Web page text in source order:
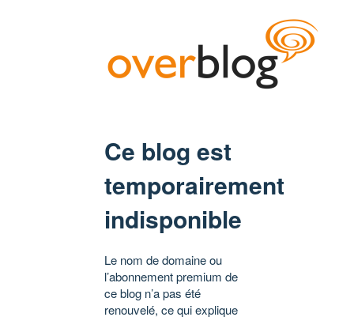
Ce blog est
temporairement
indisponible
Le nom de domaine ou
l’abonnement premium de
ce blog n’a pas été
renouvelé, ce qui explique